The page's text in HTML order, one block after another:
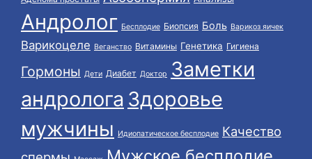
Андролог Бесплодие Биопсия Боль Варикоз яичек
Варикоцеле Веганство Витамины Генетика Гигиена
Гормоны Дети Диабет Доктор
Заметки
андролога Здоровье
мужчины
Идиопатическое бесплодие Качество